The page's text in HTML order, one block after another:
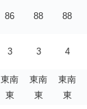
86 88 88
3 3 4
東南
東
東南
東
東南
東